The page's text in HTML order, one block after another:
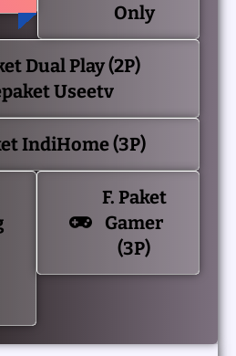
Only
Dual Play (2P)
Useetv
IndiHome (3P)
F. Paket
Gamer
(3P)